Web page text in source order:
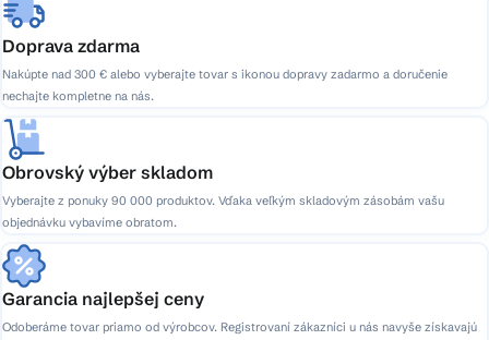
Doprava zdarma
Nakúpte nad 300 € alebo vyberajte tovar s ikonou dopravy zadarmo a doručenie
nechajte kompletne na nás.
Obrovský výber skladom
Vyberajte z ponuky 90 000 produktov. Vďaka veľkým skladovým zásobám vašu
objednávku vybavíme obratom.
Garancia najlepšej ceny
Odoberáme tovar priamo od výrobcov. Registrovaní zákazníci u nás navyše získavajú